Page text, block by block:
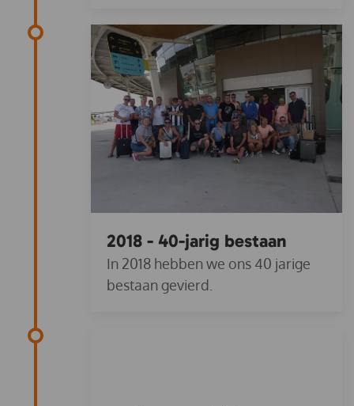
2018 - 40-jarig bestaan
In 2018 hebben we ons 40 jarige
bestaan gevierd.